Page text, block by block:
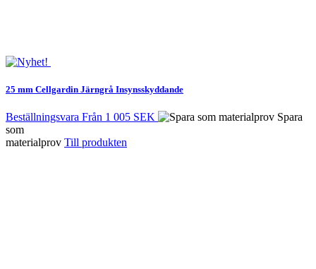
25 mm Cellgardin Järngrå Insynsskyddande
Beställningsvara Från 1 005 SEK
Spara
som
materialprov Till produkten